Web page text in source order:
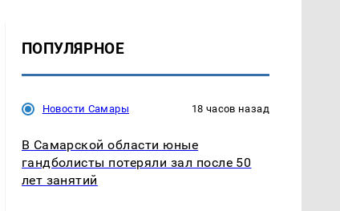
ПОПУЛЯРНОЕ
Новости Самары 18 часов назад
В Самарской области юные
гандболисты потеряли зал после 50
лет занятий